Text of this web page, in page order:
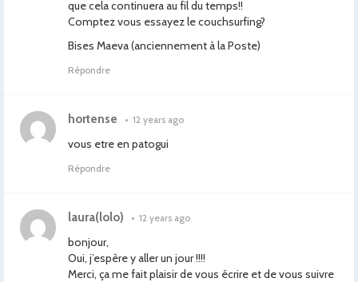
que cela continuera au fil du temps!!
Comptez vous essayez le couchsurfing?
Bises Maeva (anciennement à la Poste)
Répondre
hortense • 12 years ago
vous etre en patogui
Répondre
laura(lolo) • 12 years ago
bonjour,
Oui, j’espère y aller un jour !!!!
Merci, ça me fait plaisir de vous écrire et de vous suivre